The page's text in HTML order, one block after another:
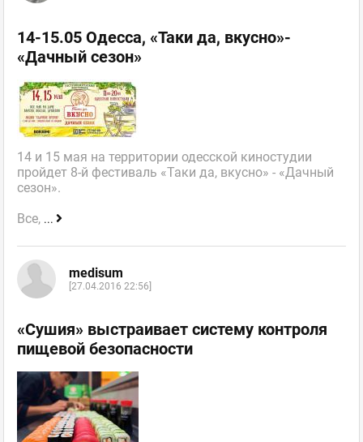
14-15.05 Одесса, «Таки да, вкусно»-
«Дачный сезон»
14 и 15 мая на территории одесской киностудии
пройдет 8-й фестиваль «Таки да, вкусно» - «Дачный
сезон».
Все, ...
medisum
[27.04.2016 22:56]
«Сушия» выстраивает систему контроля
пищевой безопасности